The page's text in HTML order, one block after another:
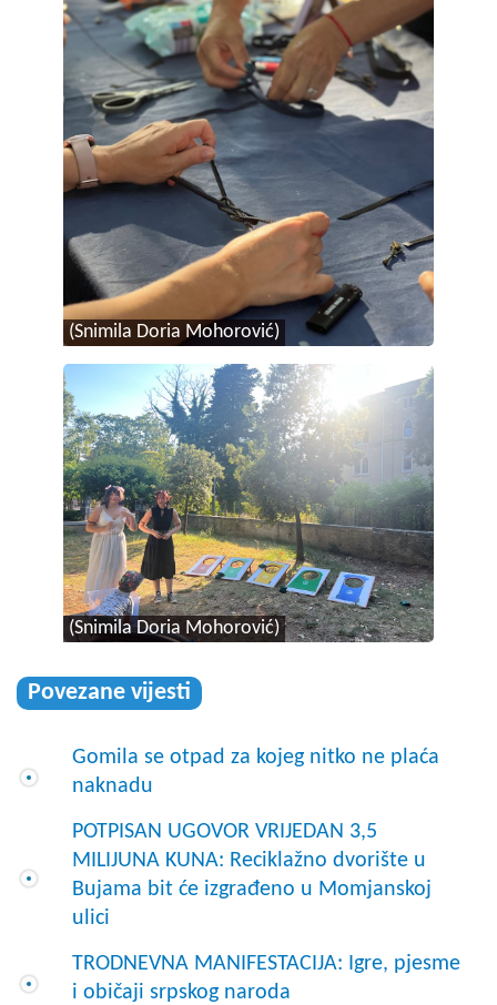
(Snimila Doria Mohorović)
(Snimila Doria Mohorović)
Povezane vijesti
Gomila se otpad za kojeg nitko ne plaća
naknadu
POTPISAN UGOVOR VRIJEDAN 3,5
MILIJUNA KUNA: Reciklažno dvorište u
Bujama bit će izgrađeno u Momjanskoj
ulici
TRODNEVNA MANIFESTACIJA: Igre, pjesme
i običaji srpskog naroda